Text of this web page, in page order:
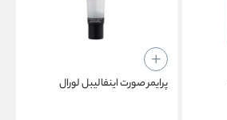
پرایمر صورت اینفالیبل لورال